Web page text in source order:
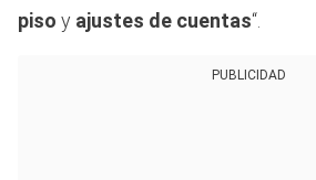
piso y ajustes de cuentas“.
PUBLICIDAD